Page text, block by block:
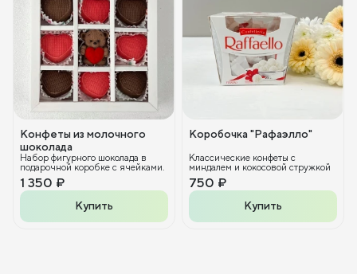
Конфеты из молочного
шоколада
Набор фигурного шоколада в
подарочной коробке с ячейками.
1 350 ₽
Купить
Коробочка "Рафаэлло"
Классические конфеты с
миндалем и кокосовой стружкой
750 ₽
Купить